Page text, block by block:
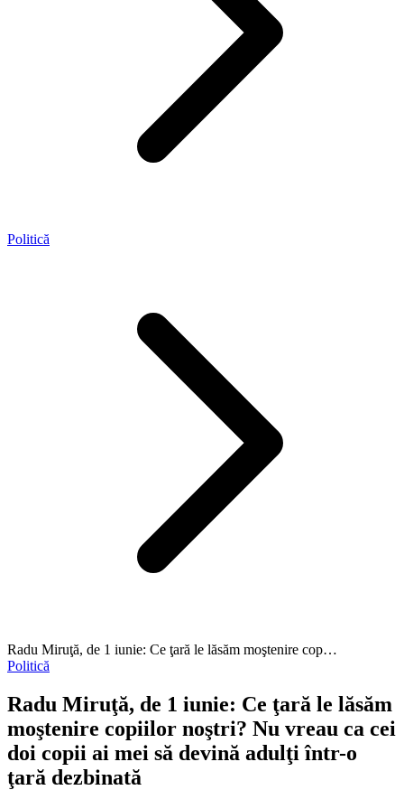
Politică
Radu Miruţă, de 1 iunie: Ce ţară le lăsăm moştenire cop…
Politică
Radu Miruţă, de 1 iunie: Ce ţară le lăsăm
moştenire copiilor noştri? Nu vreau ca cei
doi copii ai mei să devină adulţi într-o
ţară dezbinată